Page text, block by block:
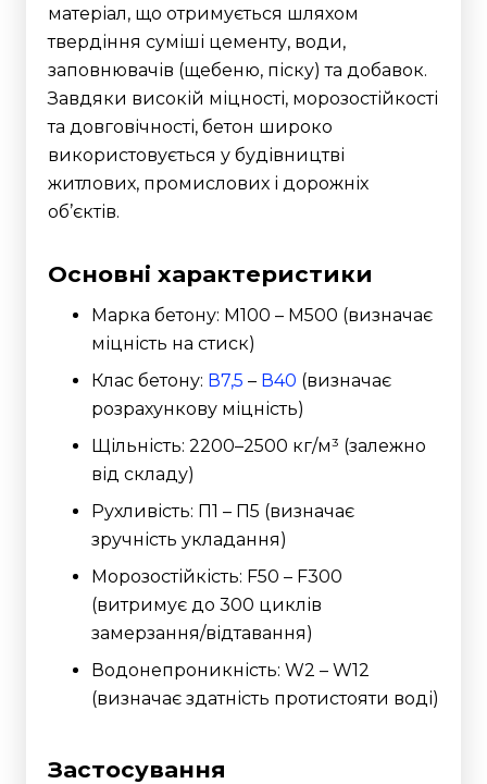
матеріал, що отримується шляхом
твердіння суміші цементу, води,
заповнювачів (щебеню, піску) та добавок.
Завдяки високій міцності, морозостійкості
та довговічності, бетон широко
використовується у будівництві
житлових, промислових і дорожніх
об’єктів.
Основні характеристики
Марка бетону: М100 – М500 (визначає
міцність на стиск)
Клас бетону: В7,5 – В40 (визначає
розрахункову міцність)
Щільність: 2200–2500 кг/м³ (залежно
від складу)
Рухливість: П1 – П5 (визначає
зручність укладання)
Морозостійкість: F50 – F300
(витримує до 300 циклів
замерзання/відтавання)
Водонепроникність: W2 – W12
(визначає здатність протистояти воді)
Застосування